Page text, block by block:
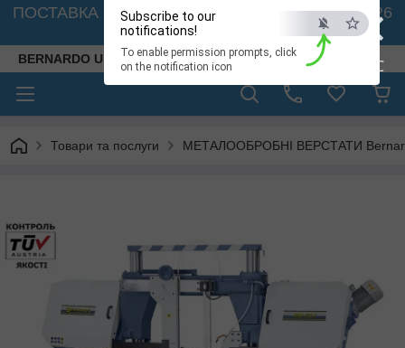
×
ESC
Subscribe to our
notifications!
To enable permission prompts, click
on the notification icon
ПОСТАВКА ВЕРСТАТІВ З АВСТРІЇ - 🚛 26.08. 2026
🚛
BERNARDO UKRAINE
Товари та послуги МЕТАЛООБРОБНІ ВЕРСТАТИ